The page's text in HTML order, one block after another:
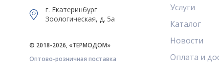
г. Екатеринбург
Зоологическая, д. 5а
© 2018-2026, «ТЕРМОДОМ»
Оптово-розничная поставка
Услуги
Каталог
Новости
Оплата и